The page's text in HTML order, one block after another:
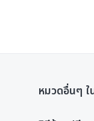
หมวดอื่นๆ